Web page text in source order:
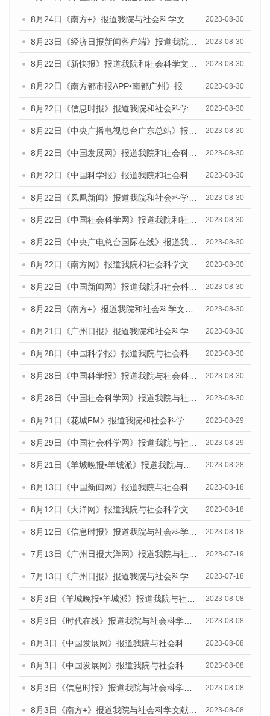
8月24日《南方+》报道我院与社会科学文献出版社联合发布《广州蓝皮书：广州文化产业发展报告（2023）》的媒体文章 2023-08-30
8月23日《经济日报新闻客户端》报道我院和社会科学文献出版社联合发布《广州数字经济发展报告（2023）》蓝皮书的媒体报道 2023-08-30
8月22日《新快报》报道我院和社会科学文献出版社联合发布《广州数字经济发展报告（2023）》蓝皮书的媒体报道 2023-08-30
8月22日《南方都市报APP•南都广州》报道我院和社会科学文献出版社联合发布《广州数字经济发展报告（2023）》蓝皮书的媒体报道 2023-08-30
8月22日《信息时报》报道我院和社会科学文献出版社联合发布《广州数字经济发展报告（2023）》蓝皮书的媒体报道 2023-08-30
8月22日《中央广播电视总台广东总站》报道我院和社会科学文献出版社联合发布《广州数字经济发展报告（2023）》蓝皮书的媒体报道 2023-08-30
8月22日《中国发展网》报道我院和社会科学文献出版社联合发布《广州数字经济发展报告（2023）》蓝皮书的媒体报道 2023-08-30
8月22日《中国科学报》报道我院和社会科学文献出版社联合发布《广州数字经济发展报告（2023）》蓝皮书的媒体报道 2023-08-30
8月22日《凤凰新闻》报道我院和社会科学文献出版社联合发布《广州数字经济发展报告（2023）》蓝皮书的媒体报道 2023-08-30
8月22日《中国社会科学网》报道我院和社会科学文献出版社联合发布《广州数字经济发展报告（2023）》蓝皮书的媒体报道 2023-08-30
8月22日《中央广电总台国际在线》报道我院和社会科学文献出版社联合发布《广州数字经济发展报告（2023）》蓝皮书的媒体报道 2023-08-30
8月22日《南方网》报道我院和社会科学文献出版社联合发布《广州数字经济发展报告（2023）》蓝皮书的媒体报道 2023-08-30
8月22日《中国新闻网》报道我院和社会科学文献出版社联合发布《广州数字经济发展报告（2023）》蓝皮书的媒体报道 2023-08-30
8月22日《南方+》报道我院和社会科学文献出版社联合发布《广州数字经济发展报告（2023）》蓝皮书的媒体报道 2023-08-30
8月21日《广州日报》报道我院和社会科学文献出版社联合发布《广州数字经济发展报告（2023）》蓝皮书的媒体文章 2023-08-30
8月28日《中国科学报》报道我院与社会科学文献出版社联合发布《广州蓝皮书：广州创新型城市发展报告（2023）》的媒体文章 2023-08-30
8月28日《中国科学报》报道我院与社会科学文献出版社联合发布《广州蓝皮书：广州创新型城市发展报告（2023）》的媒体文章 2023-08-30
8月28日《中国社会科学网》报道我院与社会科学文献出版社联合发布《广州蓝皮书：广州创新型城市发展报告（2023）》的媒体文章 2023-08-30
8月21日《花城FM》报道我院和社会科学文献出版社联合发布《广州数字经济发展报告（2023）》蓝皮书的媒体文章 2023-08-29
8月29日《中国社会科学网》报道我院与社会科学文献出版社联合发布《广州蓝皮书：广州文化产业发展报告（2022）》的媒体文章 2023-08-29
8月21日《羊城晚报•羊城派》报道我院与社会科学文献出版社联合发布《广州蓝皮书：广州数字经济发展报告（2023）》的媒体文章 2023-08-28
8月13日《中国新闻网》报道我院与社会科学文献出版社联合发布的《广州蓝皮书：广州社会发展报告（2023）》媒体文章 2023-08-18
8月12日《大洋网》报道我院与社会科学文献出版社联合发布的《广州蓝皮书：广州社会发展报告（2023）》媒体文章 2023-08-18
8月12日《信息时报》报道我院与社会科学文献出版社联合发布的《广州蓝皮书：广州社会发展报告（2023）》媒体文章 2023-08-18
7月13日《广州日报大洋网》报道我院与社会科学文献出版社联合发布了《广州蓝皮书：广州城乡融合发展报告（2023）》的视频采访 2023-07-19
7月13日《广州日报》报道我院与社会科学文献出版社联合发布了《广州蓝皮书：广州城乡融合发展报告（2023）》的视频采访 2023-07-18
8月3日《羊城晚报•羊城派》报道我院与社会科学文献出版社联合发布的《广州蓝皮书：广州城市国际化发展报告（2023）——中国式现代化与城市国际化》媒体文章 2023-08-08
8月3日《时代在线》报道我院与社会科学文献出版社联合发布的《广州蓝皮书：广州城市国际化发展报告（2023）——中国式现代化与城市国际化》媒体文章 2023-08-08
8月3日《中国发展网》报道我院与社会科学文献出版社联合发布的《广州蓝皮书：广州城市国际化发展报告（2023）——中国式现代化与城市国际化》媒体文章 2023-08-08
8月3日《中国发展网》报道我院与社会科学文献出版社联合发布的《广州蓝皮书：广州城市国际化发展报告（2023）——中国式现代化与城市国际化》媒体文章 2023-08-08
8月3日《信息时报》报道我院与社会科学文献出版社联合发布的《广州蓝皮书：广州城市国际化发展报告（2023）——中国式现代化与城市国际化》媒体文章 2023-08-08
8月3日《南方+》报道我院与社会科学文献出版社联合发布的《广州蓝皮书：广州城市国际化发展报告（2023）——中国式现代化与城市国际化》媒体文章 2023-08-08